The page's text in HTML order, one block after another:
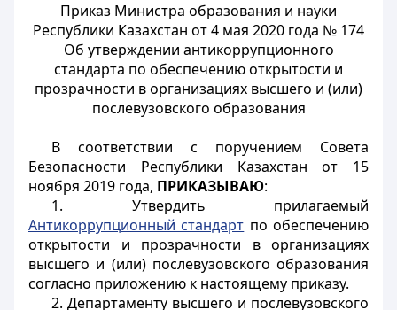
Приказ Министра образования и науки
Республики Казахстан от 4 мая 2020 года № 174
Об утверждении антикоррупционного
стандарта по обеспечению открытости и
прозрачности в организациях высшего и (или)
послевузовского образования
В соответствии с поручением Совета
Безопасности Республики Казахстан от 15
ноября 2019 года, ПРИКАЗЫВАЮ:
1. Утвердить прилагаемый
Антикоррупционный стандарт по обеспечению
открытости и прозрачности в организациях
высшего и (или) послевузовского образования
согласно приложению к настоящему приказу.
2. Департаменту высшего и послевузовского